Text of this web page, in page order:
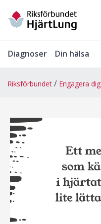
Diagnoser Din hälsa
Riksförbundet Engagera dig